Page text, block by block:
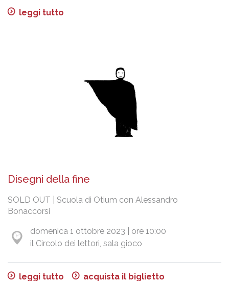
leggi tutto
Disegni della fine
SOLD OUT | Scuola di Otium con Alessandro
Bonaccorsi
domenica 1 ottobre 2023 | ore 10:00
il Circolo dei lettori, sala gioco
leggi tutto acquista il biglietto